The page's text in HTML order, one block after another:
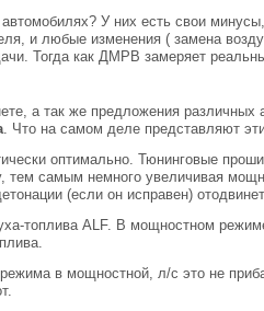
У них есть свои
и любые изменения ( замена
Тогда как ДМРВ замеряет
а так же предложения различных
. Что на самом деле представляют
оптимально. Тюнинговые
тем самым немного увеличивая
(если он исправен)
топлива ALF. В мощностном
в мощностной, л/с это не